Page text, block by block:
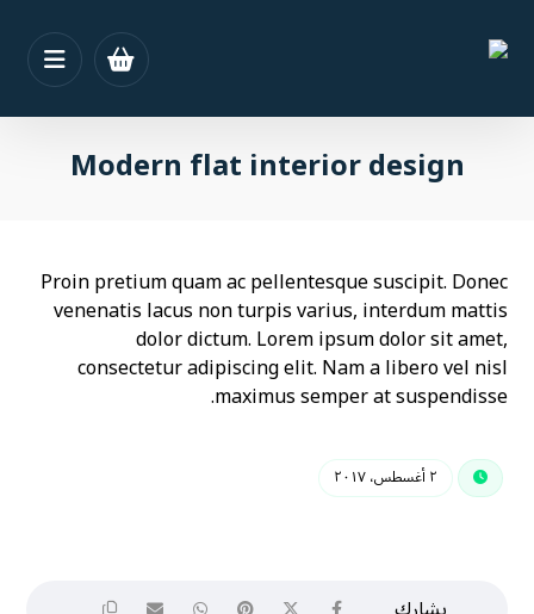
Modern flat interior design
Proin pretium quam ac pellentesque suscipit. Donec
venenatis lacus non turpis varius, interdum mattis
dolor dictum. Lorem ipsum dolor sit amet,
consectetur adipiscing elit. Nam a libero vel nisl
maximus semper at suspendisse.
٢ أغسطس، ٢٠١٧